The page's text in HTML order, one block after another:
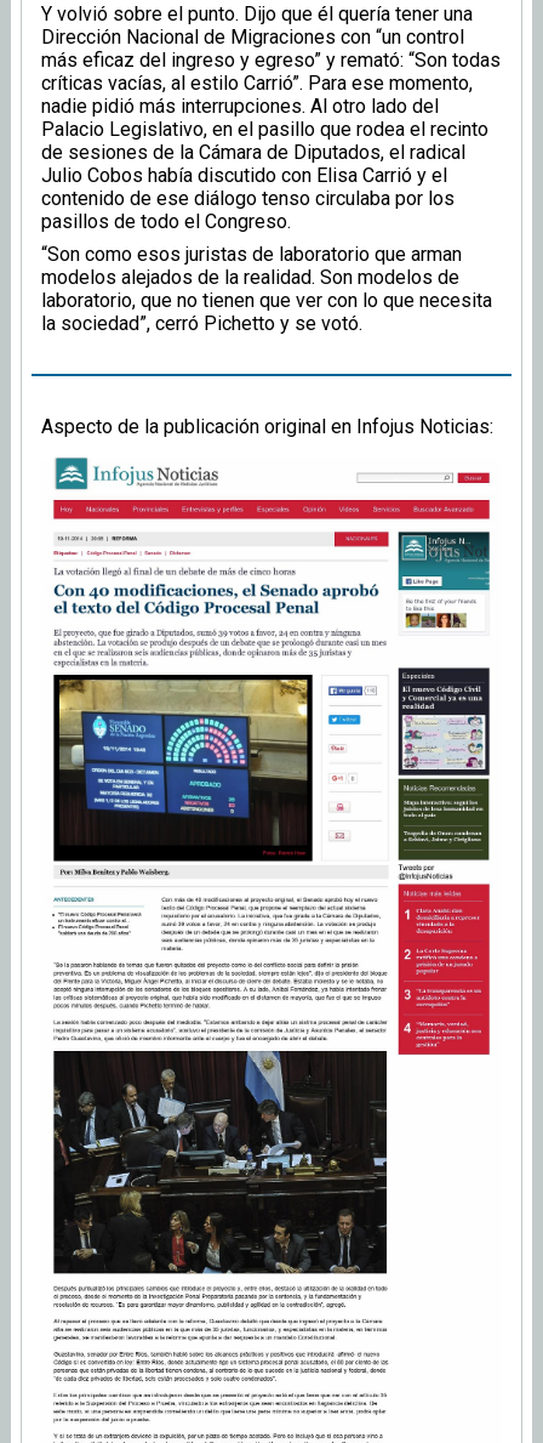
Y volvió sobre el punto. Dijo que él quería tener una
Dirección Nacional de Migraciones con “un control
más eficaz del ingreso y egreso” y remató: “Son todas
críticas vacías, al estilo Carrió”. Para ese momento,
nadie pidió más interrupciones. Al otro lado del
Palacio Legislativo, en el pasillo que rodea el recinto
de sesiones de la Cámara de Diputados, el radical
Julio Cobos había discutido con Elisa Carrió y el
contenido de ese diálogo tenso circulaba por los
pasillos de todo el Congreso.
“Son como esos juristas de laboratorio que arman
modelos alejados de la realidad. Son modelos de
laboratorio, que no tienen que ver con lo que necesita
la sociedad”, cerró Pichetto y se votó.
Aspecto de la publicación original en Infojus Noticias: